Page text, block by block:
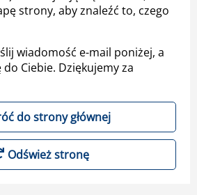
strony, aby znaleźć to, czego
wiadomość e-mail poniżej, a
Ciebie. Dziękujemy za
do strony głównej
Odśwież stronę